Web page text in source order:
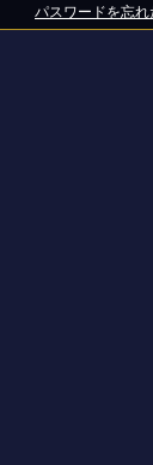
パスワードを忘れ